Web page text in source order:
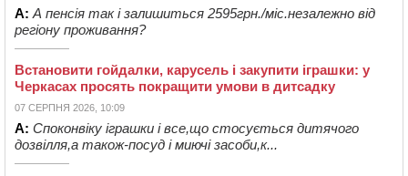
А: А пенсія так і залишиться 2595грн./міс.незалежно від
регіону проживання?
Встановити гойдалки, карусель і закупити іграшки: у
Черкасах просять покращити умови в дитсадку
07 СЕРПНЯ 2026, 10:09
А: Споконвіку іграшки і все,що стосується дитячого
дозвілля,а також-посуд і миючі засоби,к...